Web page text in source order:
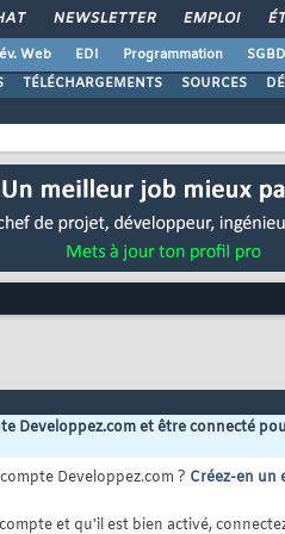
NEWSLETTER EMPLOI
Web EDI Programmation SGBD
TÉLÉCHARGEMENTS SOURCES
Developpez.com et être connecté
Developpez.com ? Créez-en un
et qu'il est bien activé,